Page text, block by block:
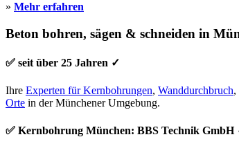
» Mehr erfahren
Beton bohren, sägen & schneiden in
✅ seit über 25 Jahren ✓
Ihre Experten für Kernbohrungen, Wanddurchbruch,
Orte in der Münchener Umgebung.
✅ Kernbohrung München: BBS Technik GmbH